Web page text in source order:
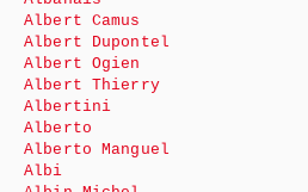
Albert Camus
Albert Dupontel
Albert Ogien
Albert Thierry
Albertini
Alberto
Alberto Manguel
Albi